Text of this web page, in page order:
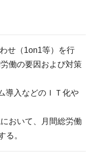
せ（1on1等）を行
働の要因および対策
導入などのＩＴ化や
おいて、月間総労働
る。